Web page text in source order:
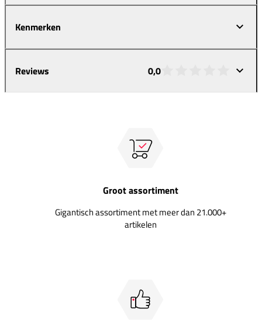
Kenmerken
Reviews 0,0
Groot assortiment
Gigantisch assortiment met meer dan 21.000+
artikelen